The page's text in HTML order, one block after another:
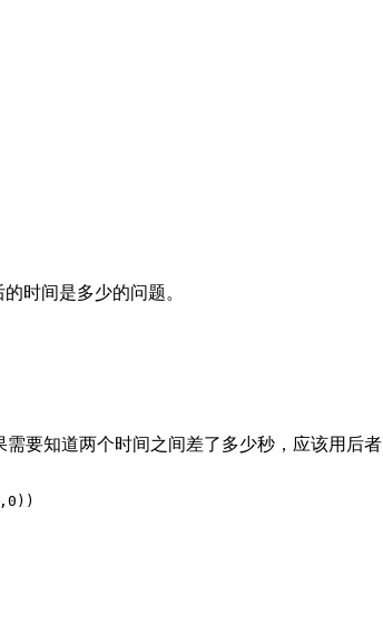
时间是多少的问题。
需要知道两个时间之间差了多少秒，应该用后者
, 0 ))